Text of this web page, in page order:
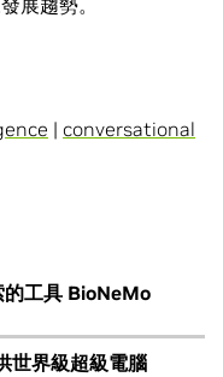
展趨勢。
| conversational
工具 BioNeMo
世界級超級電腦